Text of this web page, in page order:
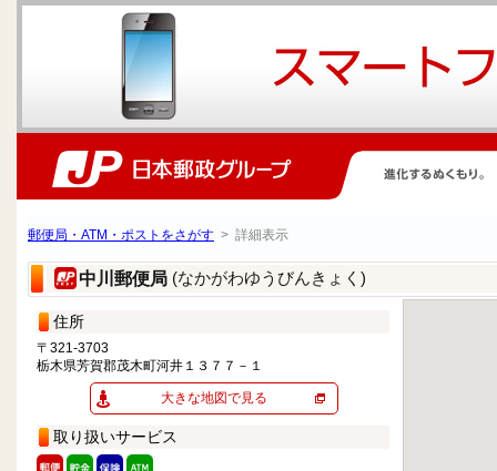
郵便局・ATM・ポストをさがす > 詳細表示
中川郵便局 (なかがわゆうびんきょく)
住所
〒321-3703
栃木県芳賀郡茂木町河井１３７７－１
大きな地図で見る
取り扱いサービス